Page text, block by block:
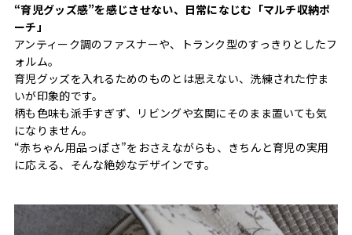
“育児グッズ感”を感じさせない、日常になじむ「マルチ収納ポ
ーチ」
アンティーク調のファスナーや、トランク型のすっきりとしたフ
ォルム。
育児グッズを入れるためのものとは思えない、洗練された佇ま
いが印象的です。
柄も色味も派手すぎず、リビングや玄関にそのまま置いても気
になりません。
“赤ちゃん用品っぽさ”をおさえながらも、きちんと育児の実用
に応える、そんな絶妙なデザインです。